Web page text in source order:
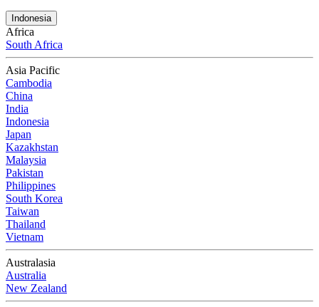
Indonesia
Africa
South Africa
Asia Pacific
Cambodia
China
India
Indonesia
Japan
Kazakhstan
Malaysia
Pakistan
Philippines
South Korea
Taiwan
Thailand
Vietnam
Australasia
Australia
New Zealand